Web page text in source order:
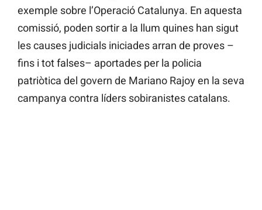
exemple sobre l’Operació Catalunya. En aquesta
comissió, poden sortir a la llum quines han sigut
les causes judicials iniciades arran de proves –
fins i tot falses– aportades per la policia
patriòtica del govern de Mariano Rajoy en la seva
campanya contra líders sobiranistes catalans.